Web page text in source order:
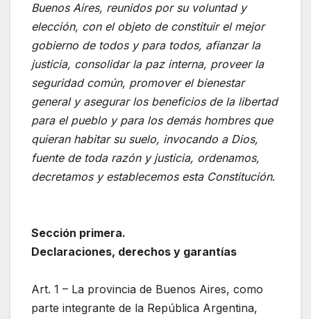
Buenos Aires, reunidos por su voluntad y
elección, con el objeto de constituir el mejor
gobierno de todos y para todos, afianzar la
justicia, consolidar la paz interna, proveer la
seguridad común, promover el bienestar
general y asegurar los beneficios de la libertad
para el pueblo y para los demás hombres que
quieran habitar su suelo, invocando a Dios,
fuente de toda razón y justicia, ordenamos,
decretamos y establecemos esta Constitución.
Sección primera.
Declaraciones, derechos y garantías
Art. 1 – La provincia de Buenos Aires, como
parte integrante de la República Argentina,